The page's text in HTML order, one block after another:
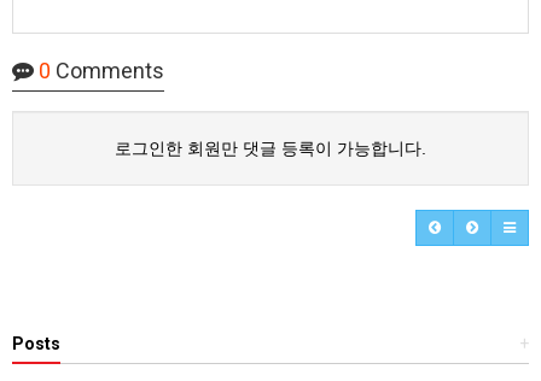
0 Comments
로그인한 회원만 댓글 등록이 가능합니다.
+
Posts